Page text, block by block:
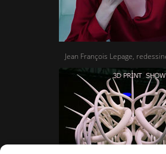
Jean François Lepage,